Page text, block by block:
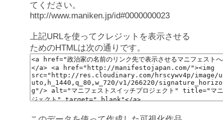
てください。
http://www.maniken.jp/id#0000000023
上記URLを使ってクレジットを表示させる
ためのHTMLは次の通りです。